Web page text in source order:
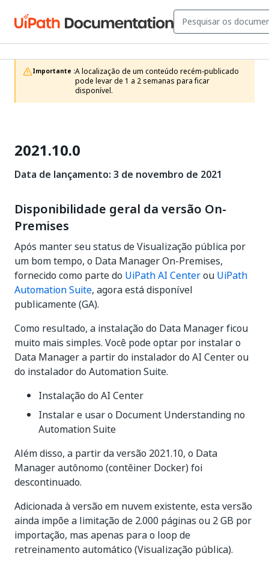
Importante :A localização de um conteúdo recém-publicado
pode levar de 1 a 2 semanas para ficar
disponível.
2021.10.0
Data de lançamento: 3 de novembro de 2021
Disponibilidade geral da versão On-
Premises
Após manter seu status de Visualização pública por
um bom tempo, o Data Manager On-Premises,
fornecido como parte do UiPath AI Centerou UiPath
Automation Suite, agora está disponível
publicamente (GA).
Como resultado, a instalação do Data Manager ficou
muito mais simples. Você pode optar por instalar o
Data Manager a partir do instalador do AI Center ou
do instalador do Automation Suite.
Instalação do AI Center
Instalar e usar o Document Understanding no
Automation Suite
Além disso, a partir da versão 2021.10, o Data
Manager autônomo (contêiner Docker) foi
descontinuado.
Adicionada à versão em nuvem existente, esta versão
ainda impõe a limitação de 2.000 páginas ou 2 GB por
importação, mas apenas para o loop de
retreinamento automático (Visualização pública).